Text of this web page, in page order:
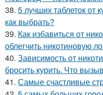
38. 5 лучших таблеток от
как выбрать?
39. Как избавиться от
облегчить никотиновую
40. Зависимость от
бросить курить. Что
41. Самые счастливые